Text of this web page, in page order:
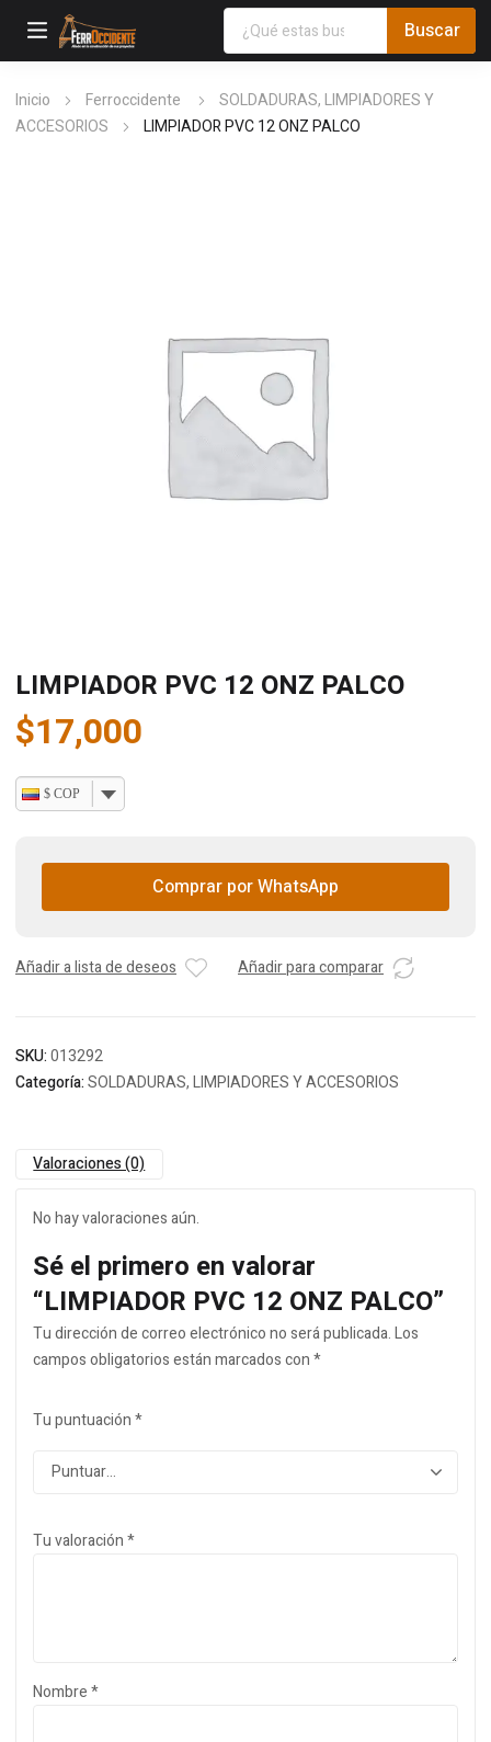
Inicio Ferroccidente
SOLDADURAS, LIMPIADORES Y
ACCESORIOS
LIMPIADOR PVC 12 ONZ PALCO
LIMPIADOR PVC 12 ONZ PALCO
$17,000
$ COP
Comprar por WhatsApp
Añadir a lista de deseos Añadir para comparar
SKU:013292
Categoría:SOLDADURAS, LIMPIADORES Y ACCESORIOS
Valoraciones (0)
No hay valoraciones aún.
Sé el primero en valorar
“LIMPIADOR PVC 12 ONZ PALCO”
Tu dirección de correo electrónico no será publicada.Los
campos obligatorios están marcados con*
Tu puntuación*
Tu valoración*
Nombre*